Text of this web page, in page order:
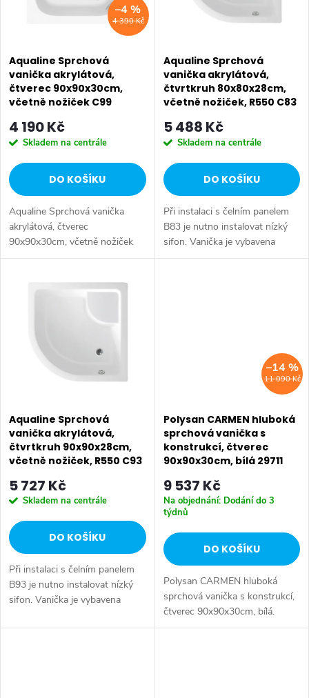
p
r
o
d
u
k
t
ů
p
r
o
d
u
k
t
4 390 Kč
–4 %
Aqualine Sprchová
vanička akrylátová,
čtverec 90x90x30cm,
včetně nožiček C99
4 190 Kč
Skladem na centrále
DO KOŠÍKU
Aqualine Sprchová vanička
akrylátová, čtverec
90x90x30cm, včetně nožiček
C99. Rozměr: 90x90x28 cm •
mm • Délka: 900 mm • Průměr:
Aqualine Sprchová
vanička akrylátová,
čtvrtkruh 80x80x28cm,
včetně nožiček, R550 C83
5 488 Kč
Skladem na centrále
DO KOŠÍKU
Při instalaci s čelním panelem
B83 je nutno instalovat nízký
sifon. Vanička je vybavena
přepadem. Rozměr: 80x80x28
Aqualine Sprchová
vanička akrylátová,
čtvrtkruh 90x90x28cm,
včetně nožiček, R550 C93
5 727 Kč
Skladem na centrále
DO KOŠÍKU
Při instalaci s čelním panelem
B93 je nutno instalovat nízký
sifon. Vanička je vybavena
cm • Šířka: 900 mm • Výška:
11 090 Kč
–14 %
Polysan CARMEN hluboká
sprchová vanička s
konstrukcí, čtverec
90x90x30cm, bílá 29711
9 537 Kč
Na objednání: Dodání do 3
týdnů
DO KOŠÍKU
Polysan CARMEN hluboká
sprchová vanička s konstrukcí,
čtverec 90x90x30cm, bílá.
Rozměr: 90x90x30 cm • Šířka: